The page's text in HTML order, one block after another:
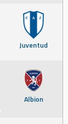
Juventud
Albion